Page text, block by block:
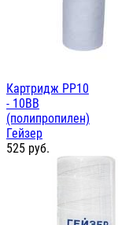
Картридж PP10
- 10ВВ
(полипропилен)
Гейзер
525 руб.